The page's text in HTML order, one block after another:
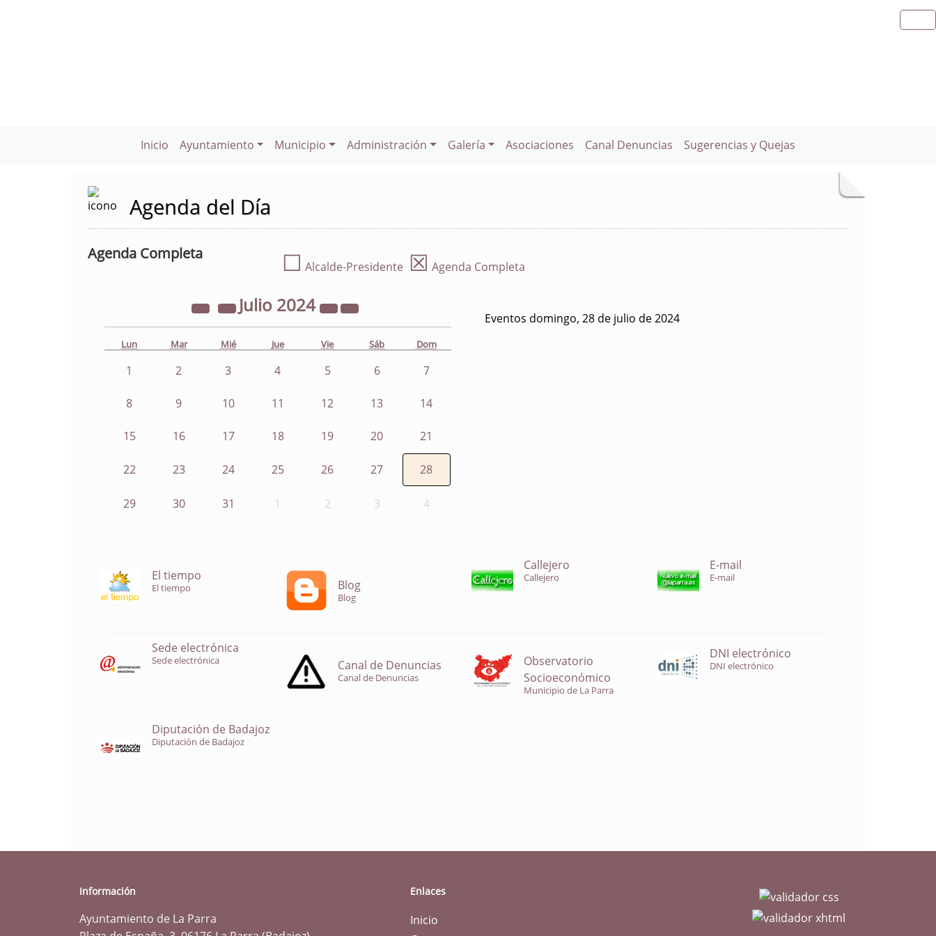
Inicio Ayuntamiento Municipio Administración Galería Asociaciones Canal Denuncias Sugerencias y Quejas
Agenda del Día
Agenda Completa ☐ Alcalde-Presidente ☒ Agenda Completa
Julio 2024
Lun Mar Mié Jue Vie Sáb Dom
1 2 3 4 5 6 7
8 9 10 11 12 13 14
15 16 17 18 19 20 21
22 23 24 25 26 27 28
29 30 31 1 2 3 4
Eventos domingo, 28 de julio de 2024
El tiempo
El tiempo Blog
Blog
Callejero
Callejero
E-mail
E-mail
Sede electrónica
Sede electrónica Canal de Denuncias
Canal de Denuncias
Observatorio
Socioeconómico
Municipio de La Parra
DNI electrónico
DNI electrónico
Diputación de Badajoz
Diputación de Badajoz
Información
Ayuntamiento de La Parra
Enlaces
Inicio